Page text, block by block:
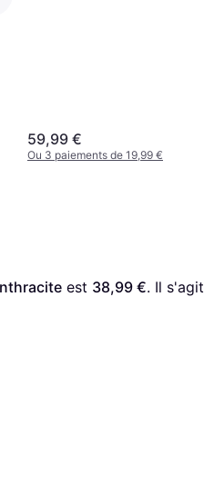
59,99 €
Ou 3 paiements de 19,99 €
est 38,99 €. Il s'agit